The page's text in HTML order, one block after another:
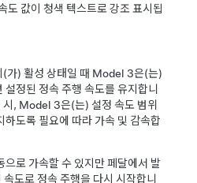
도 값이 청색 텍스트로 강조 표시됩
(가) 활성 상태일 때 Model 3은(는)
정된 정속 주행 속도를 유지합니
시, Model 3은(는) 설정 속도 범위
하도록 필요에 따라 가속 및 감속합
으로 가속할 수 있지만 페달에서 발
도로 정속 주행을 다시 시작합니